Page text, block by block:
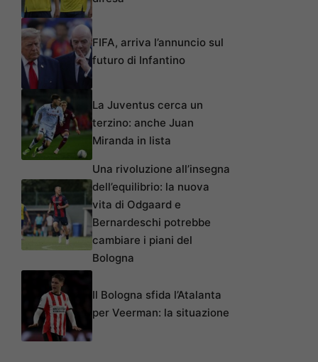
FIFA, arriva l’annuncio sul
futuro di Infantino
La Juventus cerca un
terzino: anche Juan
Miranda in lista
Una rivoluzione all’insegna
dell’equilibrio: la nuova
vita di Odgaard e
Bernardeschi potrebbe
cambiare i piani del
Bologna
Il Bologna sfida l’Atalanta
per Veerman: la situazione